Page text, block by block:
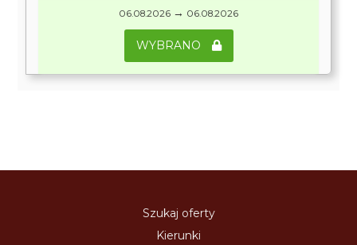
06.08.2026 → 06.08.2026
WYBRANO
Szukaj oferty
Kierunki